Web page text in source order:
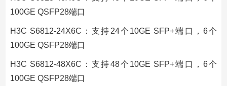
100GE QSFP28端口
H3C S6812-24X6C：支持24个10GE SFP+端口，6个
100GE QSFP28端口
H3C S6812-48X6C：支持48个10GE SFP+端口，6个
100GE QSFP28端口